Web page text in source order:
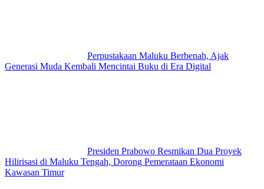
Perpustakaan Maluku Berbenah, Ajak
Generasi Muda Kembali Mencintai Buku di Era Digital
Presiden Prabowo Resmikan Dua Proyek
Hilirisasi di Maluku Tengah, Dorong Pemerataan Ekonomi
Kawasan Timur